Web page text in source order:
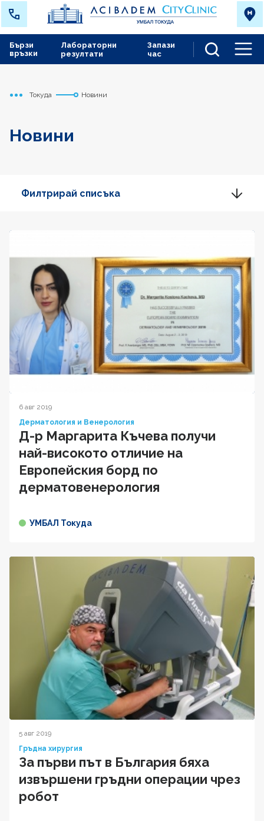
Лабораторни
резултати
Запази
час
Бързи
връзки
Начало
Токуда Новини
Новини
Филтрирай списъка
6 авг 2019
Дерматология и Венерология
Д-р Маргарита Къчева получи
най-високото отличие на
Европейския борд по
дерматовенерология
УМБАЛ Токуда
5 авг 2019
Гръдна хирургия
За първи път в България бяха
извършени гръдни операции чрез
робот